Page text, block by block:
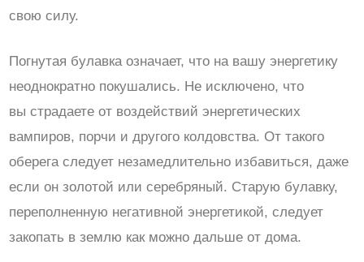
свою силу.
Погнутая булавка означает, что на вашу энергетику
неоднократно покушались. Не исключено, что
вы страдаете от воздействий энергетических
вампиров, порчи и другого колдовства. От такого
оберега следует незамедлительно избавиться, даже
если он золотой или серебряный. Старую булавку,
переполненную негативной энергетикой, следует
закопать в землю как можно дальше от дома.